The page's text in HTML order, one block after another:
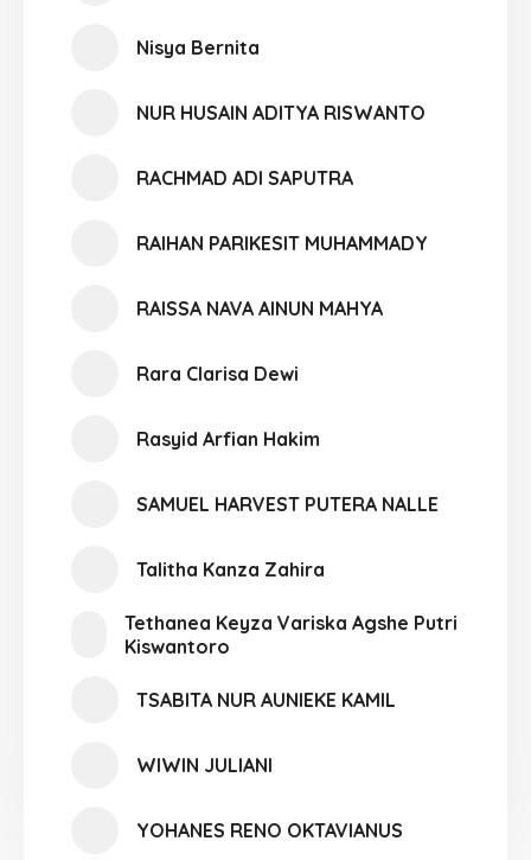
Nisya Bernita
NUR HUSAIN ADITYA RISWANTO
RACHMAD ADI SAPUTRA
RAIHAN PARIKESIT MUHAMMADY
RAISSA NAVA AINUN MAHYA
Rara Clarisa Dewi
Rasyid Arfian Hakim
SAMUEL HARVEST PUTERA NALLE
Talitha Kanza Zahira
Tethanea Keyza Variska Agshe Putri
Kiswantoro
TSABITA NUR AUNIEKE KAMIL
WIWIN JULIANI
YOHANES RENO OKTAVIANUS